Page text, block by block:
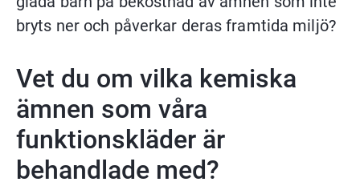
bryts ner och påverkar deras framtida miljö?
Vet du om vilka kemiska
ämnen som våra
funktionskläder är
behandlade med?